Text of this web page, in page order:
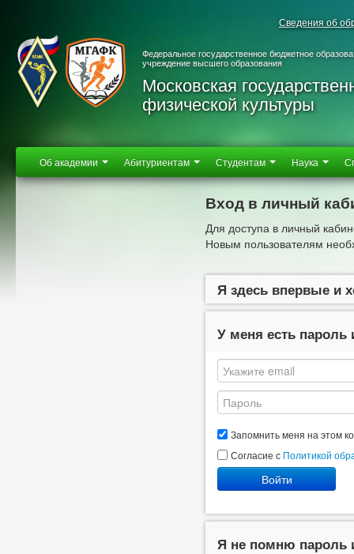
Сведения об
Федеральное государственное бюджетное
учреждение высшего образования
Московская
физической культуры
Об академии Абитуриентам Студентам Наука
Вход в личный
Для доступа в личный
Новым пользователям
Я здесь впервые и
У меня есть пароль
Запомнить меня на этом
Согласие с Политикой
Войти
Я не помню пароль